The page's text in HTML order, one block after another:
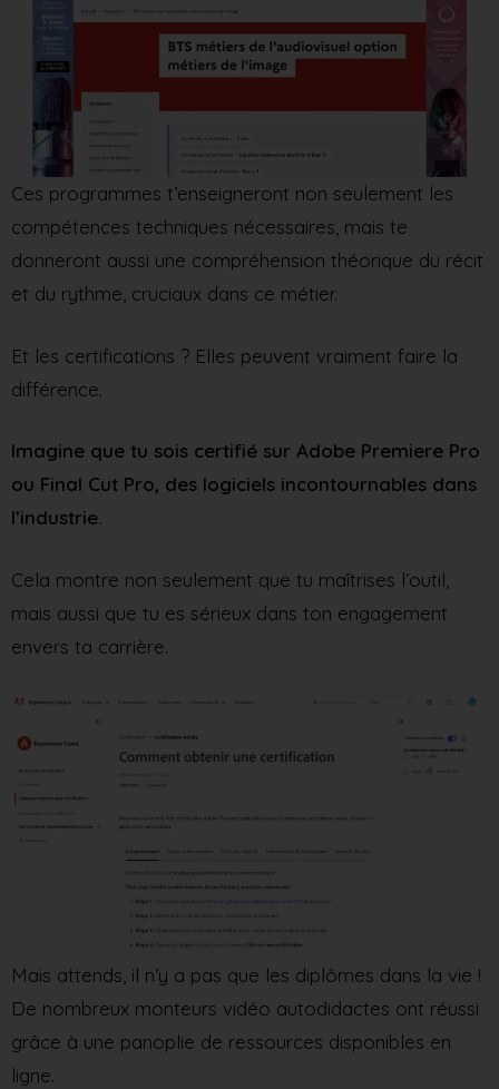
Ces programmes t’enseigneront non seulement les
compétences techniques nécessaires, mais te
donneront aussi une compréhension théorique du récit
et du rythme, cruciaux dans ce métier.
Et les certifications ? Elles peuvent vraiment faire la
différence.
Imagine que tu sois certifié sur Adobe Premiere Pro
ou Final Cut Pro, des logiciels incontournables dans
l’industrie.
Cela montre non seulement que tu maîtrises l’outil,
mais aussi que tu es sérieux dans ton engagement
envers ta carrière.
Mais attends, il n’y a pas que les diplômes dans la vie !
De nombreux monteurs vidéo autodidactes ont réussi
grâce à une panoplie de ressources disponibles en
ligne.